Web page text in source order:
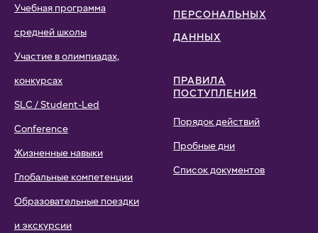
Учебная программа
средней школы
Участие в олимпиадах,
конкурсах
SLC / Student-Led
Conference
Жизненные навыки
Глобальные компетенции
Образовательные поездки
и экскурсии
ПЕРСОНАЛЬНЫХ
ДАННЫХ
ПРАВИЛА
ПОСТУПЛЕНИЯ
Порядок действий
Пробные дни
Список документов